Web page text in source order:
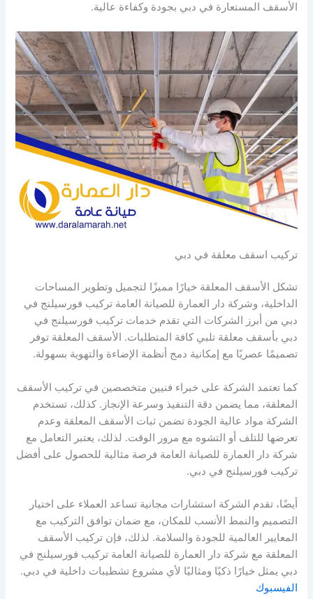
الأسقف المستعارة في دبي بجودة وكفاءة عالية.
تركيب اسقف معلقة في دبي
تشكل الأسقف المعلقة خيارًا مميزًا لتجميل وتطوير المساحات
الداخلية، وشركة دار العمارة للصيانة العامة تركيب فورسيلنج في
دبي من أبرز الشركات التي تقدم خدمات تركيب فورسيلنج في
دبي بأسقف معلقة تلبي كافة المتطلبات. الأسقف المعلقة توفر
تصميمًا عصريًا مع إمكانية دمج أنظمة الإضاءة والتهوية بسهولة.
كما تعتمد الشركة على خبراء فنيين متخصصين في تركيب الأسقف
المعلقة، مما يضمن دقة التنفيذ وسرعة الإنجاز. كذلك، تستخدم
الشركة مواد عالية الجودة تضمن ثبات الأسقف المعلقة وعدم
تعرضها للتلف أو التشوه مع مرور الوقت. لذلك، يعتبر التعامل مع
شركة دار العمارة للصيانة العامة فرصة مثالية للحصول على أفضل
تركيب فورسيلنج في دبي.
أيضًا، تقدم الشركة استشارات مجانية تساعد العملاء على اختيار
التصميم والنمط الأنسب للمكان، مع ضمان توافق التركيب مع
المعايير العالمية للجودة والسلامة. لذلك، فإن تركيب الأسقف
المعلقة مع شركة دار العمارة للصيانة العامة تركيب فورسيلنج في
دبي يمثل خيارًا ذكيًا ومثاليًا لأي مشروع تشطيبات داخلية في دبي.
الفيسبوك